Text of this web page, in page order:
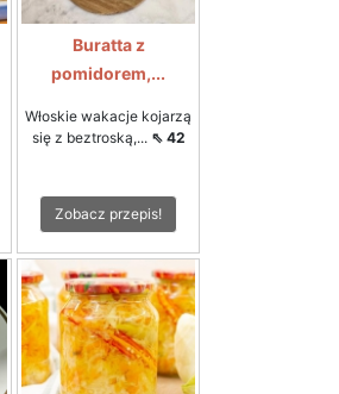
Buratta z
pomidorem,...
Włoskie wakacje kojarzą
się z beztroską,... ⇖ 42
Zobacz przepis!